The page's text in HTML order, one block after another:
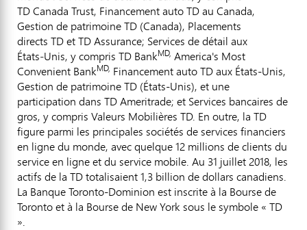
TD Canada Trust, Financement auto TD au Canada,
Gestion de patrimoine TD (Canada), Placements
directs TD et TD Assurance; Services de détail aux
États‑Unis, y compris TD BankMD, America's Most
Convenient BankMD, Financement auto TD aux États-Unis,
Gestion de patrimoine TD (États-Unis), et une
participation dans TD Ameritrade; et Services bancaires de
gros, y compris Valeurs Mobilières TD. En outre, la TD
figure parmi les principales sociétés de services financiers
en ligne du monde, avec quelque 12 millions de clients du
service en ligne et du service mobile. Au 31 juillet 2018, les
actifs de la TD totalisaient 1,3 billion de dollars canadiens.
La Banque Toronto-Dominion est inscrite à la Bourse de
Torontoet à la Bourse de New York sous le symbole « TD
».